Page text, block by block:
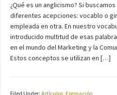
¿Qué es un anglicismo? Si
diferentes acepciones: vocablo o
empleada en otra. En nuestro
introducido multitud de esas
en el mundo del Marketing y la
Estos conceptos se utilizan en […]
Filed Under: Artículos, Formación